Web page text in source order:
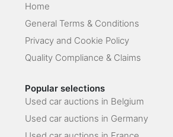
Home
General Terms & Conditions
Privacy and Cookie Policy
Quality Compliance & Claims
Popular selections
Used car auctions in Belgium
Used car auctions in Germany